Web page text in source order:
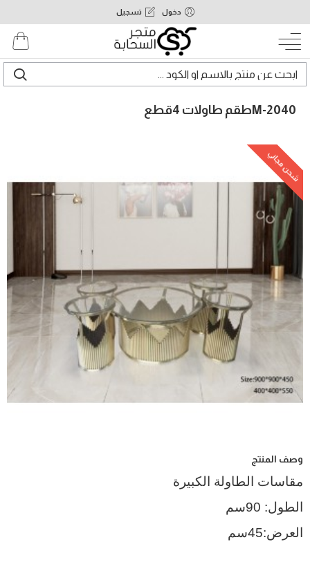
دخول تسجيل
M-2040طقم طاولات 4قطع
شحن مجاني
وصف المنتج
مقاسات الطاولة الكبيرة
الطول: 90سم
العرض:45سم